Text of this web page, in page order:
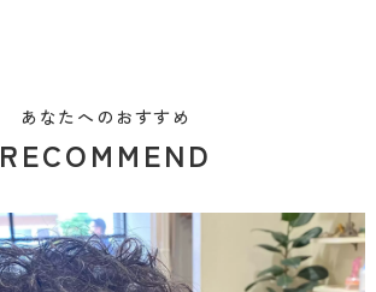
あなたへのおすすめ
RECOMMEND